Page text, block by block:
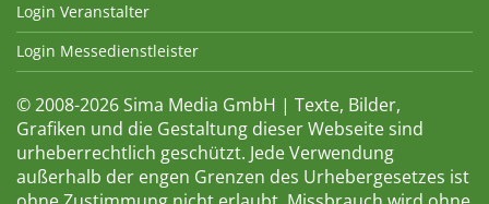
Login Veranstalter
Login Messedienstleister
© 2008-2026 Sima Media GmbH | Texte, Bilder,
Grafiken und die Gestaltung dieser Webseite sind
urheberrechtlich geschützt. Jede Verwendung
außerhalb der engen Grenzen des Urhebergesetzes ist